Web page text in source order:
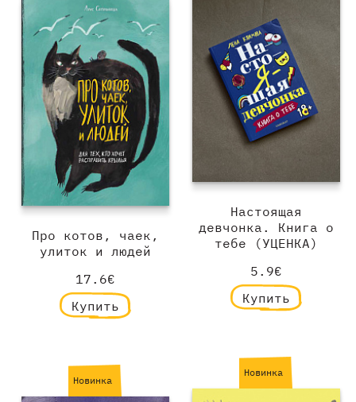
Настоящая
девчонка. Книга о
тебе (УЦЕНКА)
5.9€
Купить
Про котов, чаек,
улиток и людей
17.6€
Купить
Новинка
Новинка